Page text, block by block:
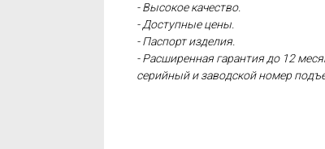
- Высокое качество.
- Доступные цены.
- Паспорт изделия.
- Расширенная гарантия до 12
серийный и заводской номер